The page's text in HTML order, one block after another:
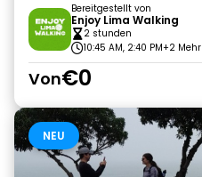
Bereitgestellt von
Enjoy Lima Walking
2 stunden
10:45 AM, 2:40 PM+2 Mehr
Von€0
NEU